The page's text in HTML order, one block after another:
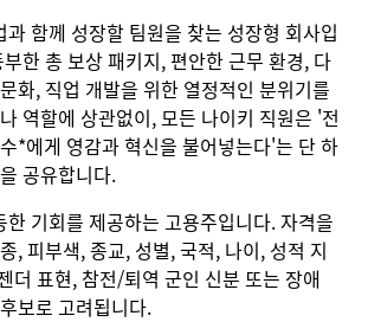
함께 성장할 팀원을 찾는 성장형 회사입
한 총 보상 패키지, 편안한 근무 환경, 다
화, 직업 개발을 위한 열정적인 분위기를
역할에 상관없이, 모든 나이키 직원은 '전
*에게 영감과 혁신을 불어넣는다'는 단 하
공유합니다.
기회를 제공하는 고용주입니다. 자격을
, 피부색, 종교, 성별, 국적, 나이, 성적 지
더 표현, 참전/퇴역 군인 신분 또는 장애
보로 고려됩니다.